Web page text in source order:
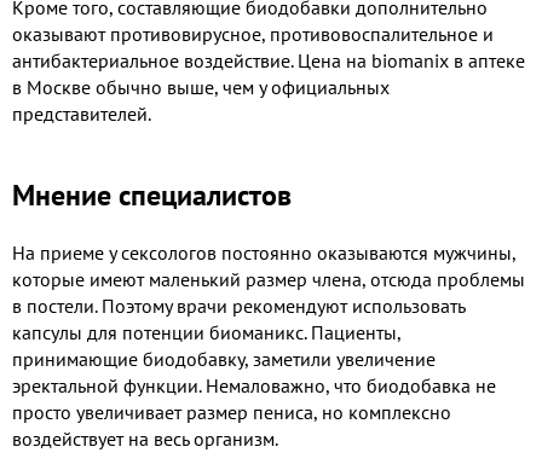
Кроме того, составляющие биодобавки дополнительно
оказывают противовирусное, противовоспалительное и
антибактериальное воздействие. Цена на biomanix в аптеке
в Москве обычно выше, чем у официальных
представителей.
Мнение специалистов
На приеме у сексологов постоянно оказываются мужчины,
которые имеют маленький размер члена, отсюда проблемы
в постели. Поэтому врачи рекомендуют использовать
капсулы для потенции биоманикс. Пациенты,
принимающие биодобавку, заметили увеличение
эректальной функции. Немаловажно, что биодобавка не
просто увеличивает размер пениса, но комплексно
воздействует на весь организм.